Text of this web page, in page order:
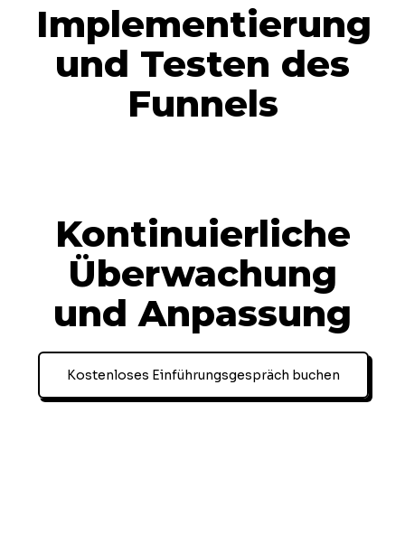
Implementierung
und Testen des
Funnels
Kontinuierliche
Überwachung
und Anpassung
Kostenloses Einführungsgespräch buchen